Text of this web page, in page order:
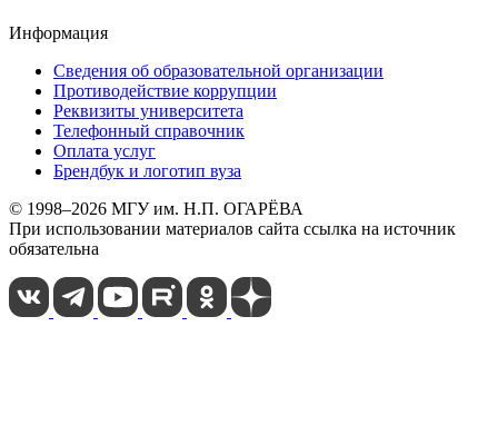
Информация
Сведения об образовательной организации
Противодействие коррупции
Реквизиты университета
Телефонный справочник
Оплата услуг
Брендбук и логотип вуза
© 1998–2026 МГУ им. Н.П. ОГАРЁВА
При использовании материалов сайта ссылка на источник
обязательна